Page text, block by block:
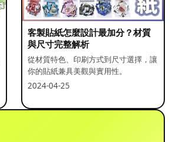
客製貼紙怎麼設計最加分？材質
與尺寸完整解析
從材質特色、印刷方式到尺寸選擇，讓
你的貼紙兼具美觀與實用性。
2024-04-25